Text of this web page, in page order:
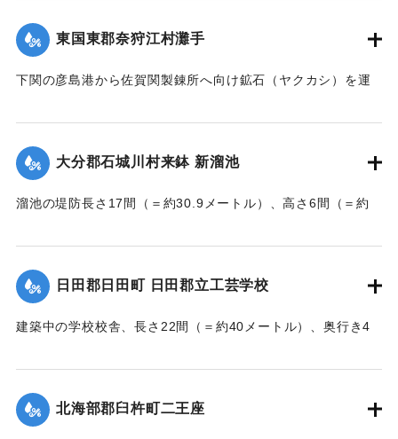
｜固有コード: 002680194
東国東郡奈狩江村灘手
下関の彦島港から佐賀関製錬所へ向け鉱石（ヤクカシ）を運
江村の漁業組合の2人が発見し、消防組と協力、現場へ決死者
7人選抜し現場へ急行させ、辛うじて救助した。
【出典：大分新聞 大正7年7月16日7面（15日夕刊）】
大分郡石城川村来鉢 新溜池
溜池の堤防長さ17間（＝約30.9メートル）、高さ6間（＝約
額は2000円の見込み。
【出典：大分新聞 大正7年7月16日7面（15日夕刊）】
｜固有コード: 002680196
日田郡日田町 日田郡立工芸学校
建築中の学校校舎、長さ22間（＝約40メートル）、奥行き4
校舎は6分方しか竣成しておらず、損害は軽微だった。
【出典：大分新聞 大正7年7月16日7面（15日夕刊）】
北海部郡臼杵町二王座